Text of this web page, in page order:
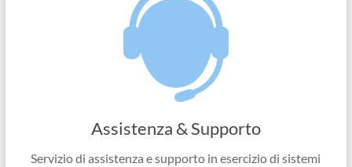
Assistenza & Supporto
Servizio di assistenza e supporto in esercizio di sistemi